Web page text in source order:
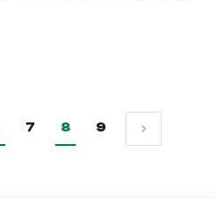
7 8 9